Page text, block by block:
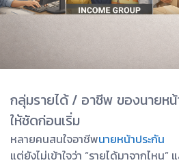
กลุ่มรายได้ / อาชีพ ของนายหน้
ให้ชัดก่อนเริ่ม
หลายคนสนใจอาชีพนายหน้าประกัน
แต่ยังไม่เข้าใจว่า “รายได้มาจากไหน” แ